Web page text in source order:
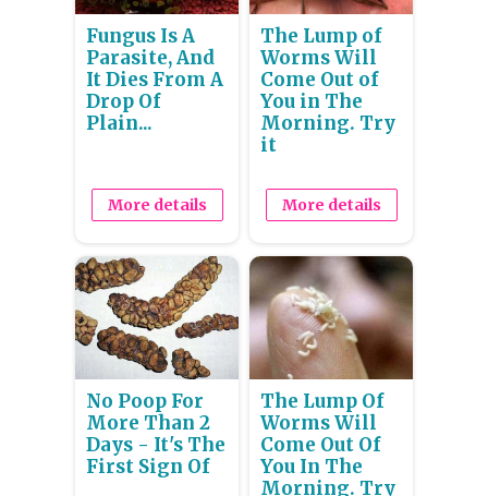
Fungus Is A
Parasite, And
It Dies From A
Drop Of
Plain...
More details
The Lump of
Worms Will
Come Out of
You in The
Morning. Try
it
More details
No Poop For
More Than 2
Days - It's The
First Sign Of
The Lump Of
Worms Will
Come Out Of
You In The
Morning. Try